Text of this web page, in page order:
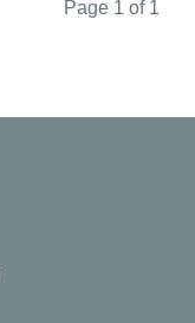
Page 1 of 1